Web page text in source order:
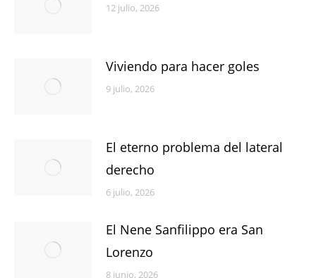
12 julio, 2026
Viviendo para hacer goles
9 julio, 2026
El eterno problema del lateral
derecho
6 julio, 2026
El Nene Sanfilippo era San
Lorenzo
8 junio, 2026